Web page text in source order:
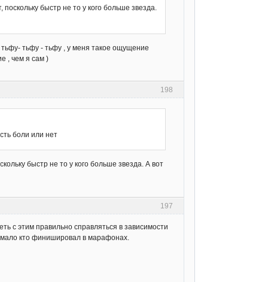
быстр не то у кого больше звезда.
тьфу - тьфу , у меня такое ощущение
, чем я сам )
198
боли или нет
быстр не то у кого больше звезда. А вот
197
с этим правильно справляться в зависимости
кто финишировал в марафонах.